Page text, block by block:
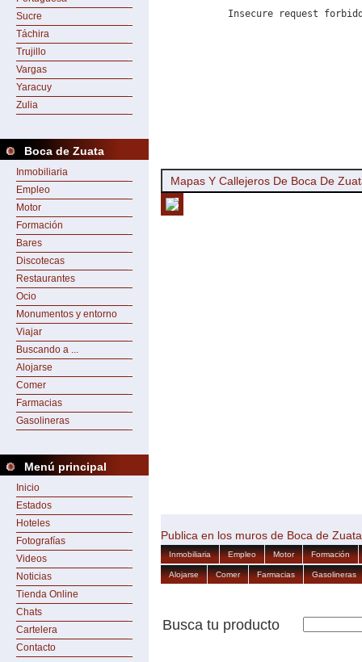
Sucre
Táchira
Trujillo
Vargas
Yaracuy
Zulia
Boca de Zuata
Inmobiliaria
Empleo
Motor
Formación
Bares
Discotecas
Restaurantes
Ocio
Monumentos y entorno
Viajar
Buscando a ...
Alojarse
Comer
Farmacias
Gasolineras
Menú principal
Inicio
Estados
Hoteles
Fotografías
Videos
Noticias
Tienda Online
Chats
Cartelera
Contacto
Insecure request
Mapas Y Callejeros De Boca De
Publica en los muros de Boca de Zuata
Inmobiliaria Empleo Motor Formación
Alojarse Comer Farmacias Gasolineras
Busca tu producto